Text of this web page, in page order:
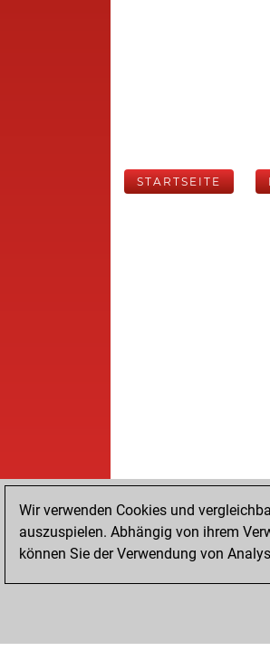
STARTSEITE
Wir verwenden Cookies und
auszuspielen. Abhängig von ihrem
können Sie der Verwendung von